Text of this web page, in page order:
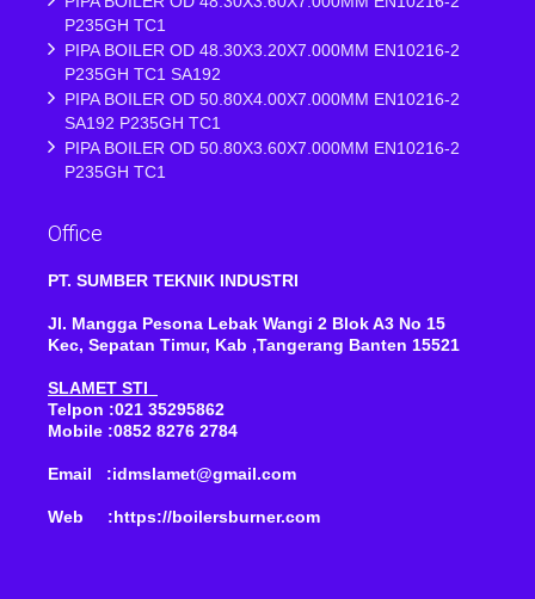
P235GH TC1
PIPA BOILER OD 48.30X3.20X7.000MM EN10216-2
P235GH TC1 SA192
PIPA BOILER OD 50.80X4.00X7.000MM EN10216-2
SA192 P235GH TC1
PIPA BOILER OD 50.80X3.60X7.000MM EN10216-2
P235GH TC1
Office
PT. SUMBER TEKNIK INDUSTRI
Jl. Mangga Pesona Lebak Wangi 2 Blok A3 No 15
Kec, Sepatan Timur, Kab ,Tangerang Banten 15521
SLAMET STI
Telpon :021 35295862
Mobile :0852 8276 2784
Email :idmslamet@gmail.com
Web :https://boilersburner.com